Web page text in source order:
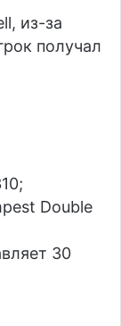
из-за
получал
Double
30